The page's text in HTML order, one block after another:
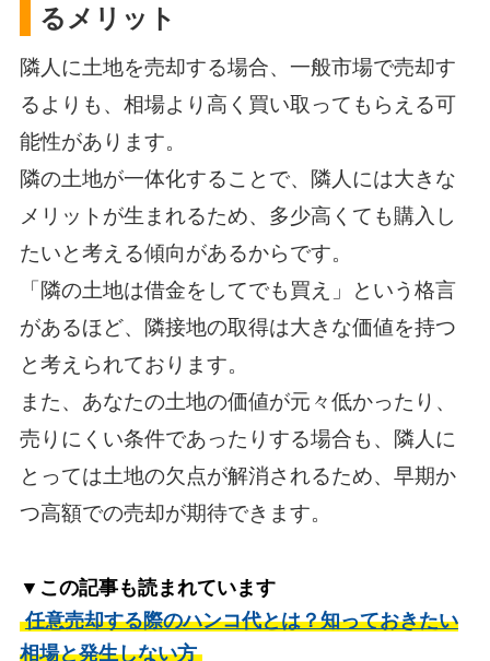
るメリット
隣人に土地を売却する場合、一般市場で売却す
るよりも、相場より高く買い取ってもらえる可
能性があります。
隣の土地が一体化することで、隣人には大きな
メリットが生まれるため、多少高くても購入し
たいと考える傾向があるからです。
「隣の土地は借金をしてでも買え」という格言
があるほど、隣接地の取得は大きな価値を持つ
と考えられております。
また、あなたの土地の価値が元々低かったり、
売りにくい条件であったりする場合も、隣人に
とっては土地の欠点が解消されるため、早期か
つ高額での売却が期待できます。
▼この記事も読まれています
任意売却する際のハンコ代とは？知っておきたい
相場と発生しない方